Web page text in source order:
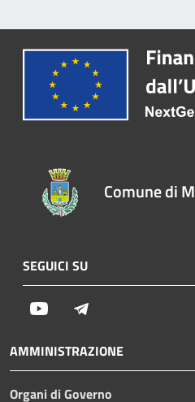
Comune di
SEGUICI SU
Youtube
AMMINISTRAZIONE
Organi di Governo